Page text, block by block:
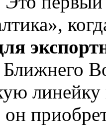
линейку